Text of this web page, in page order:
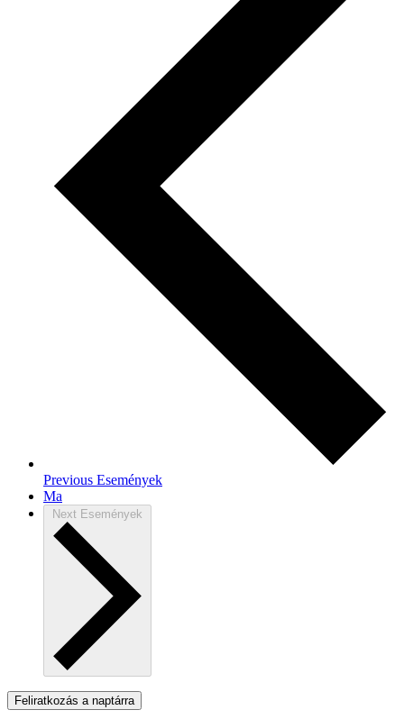
Previous Események
Ma
Next Események
Feliratkozás a naptárra